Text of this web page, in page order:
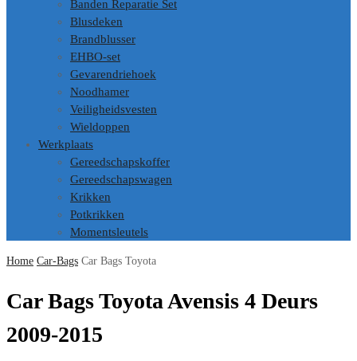
Banden Reparatie Set
Blusdeken
Brandblusser
EHBO-set
Gevarendriehoek
Noodhamer
Veiligheidsvesten
Wieldoppen
Werkplaats
Gereedschapskoffer
Gereedschapswagen
Krikken
Potkrikken
Momentsleutels
Home Car-Bags Car Bags Toyota
Car Bags Toyota Avensis 4 Deurs
2009-2015